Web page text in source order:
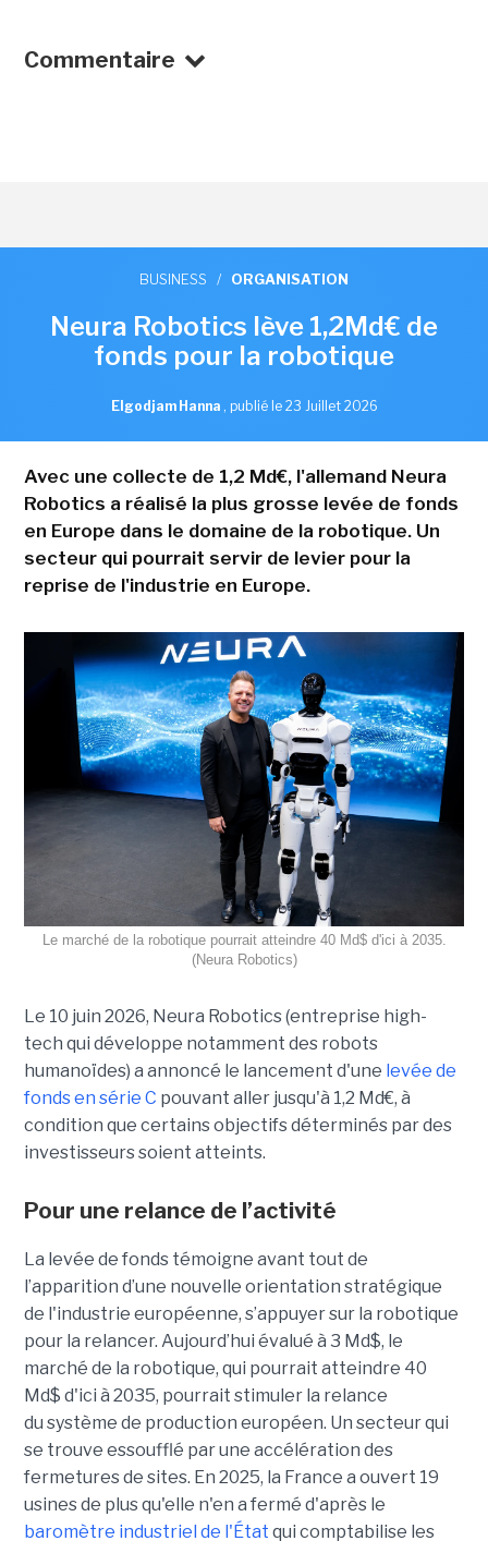
Commentaire
BUSINESS / ORGANISATION
Neura Robotics lève 1,2Md€ de
fonds pour la robotique
Elgodjam Hanna , publié le 23 Juillet 2026
Avec une collecte de 1,2 Md€, l'allemand Neura
Robotics a réalisé la plus grosse levée de fonds
en Europe dans le domaine de la robotique. Un
secteur qui pourrait servir de levier pour la
reprise de l'industrie en Europe.
Le marché de la robotique pourrait atteindre 40 Md$ d'ici à 2035.
(Neura Robotics)
Le 10 juin 2026, Neura Robotics (entreprise high-
tech qui développe notamment des robots
humanoïdes) a annoncé le lancement d'une levée de
fonds en série C pouvant aller jusqu'à 1,2 Md€, à
condition que certains objectifs déterminés par des
investisseurs soient atteints.
Pour une relance de l’activité
La levée de fonds témoigne avant tout de
l’apparition d’une nouvelle orientation stratégique
de l'industrie européenne, s’appuyer sur la robotique
pour la relancer. Aujourd’hui évalué à 3 Md$, le
marché de la robotique, qui pourrait atteindre 40
Md$ d'ici à 2035, pourrait stimuler la relance
du système de production européen. Un secteur qui
se trouve essoufflé par une accélération des
fermetures de sites. En 2025, la France a ouvert 19
usines de plus qu'elle n'en a fermé d'après le
baromètre industriel de l'État qui comptabilise les